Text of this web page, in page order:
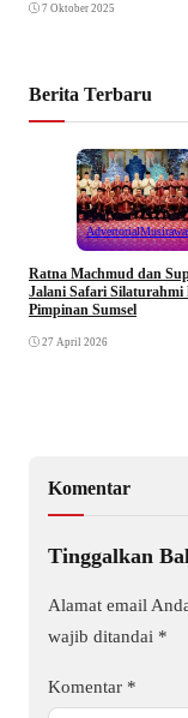
7 Oktober 2025
Berita Terbaru
Advertorial
Ratna Machmud dan
Jalani Safari Silaturahmi
Pimpinan Sumsel
27 April 2026
Komentar
Tinggalkan
Alamat email
wajib ditandai *
Komentar *